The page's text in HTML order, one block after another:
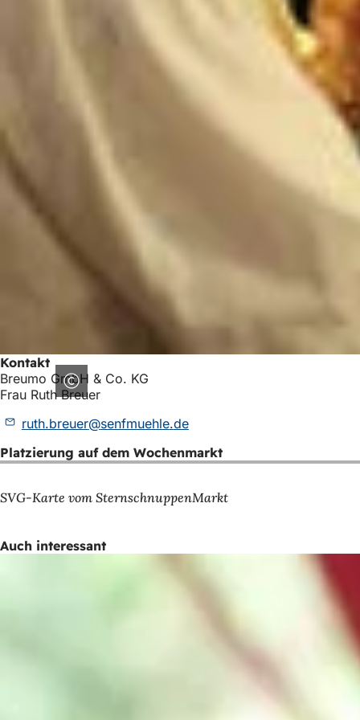
Kontakt
Breumo GmbH & Co. KG
Frau Ruth Breuer
ruth.breuer
senfmuehle de
Platzierung auf dem Wochenmarkt
SVG-Karte vom SternschnuppenMarkt
Auch interessant